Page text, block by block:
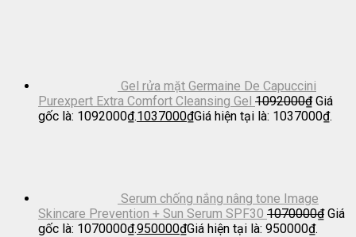
Gel rửa mặt Germaine De Capuccini
Purexpert Extra Comfort Cleansing Gel 1092000₫ Giá
gốc là: 1092000₫.1037000₫Giá hiện tại là: 1037000₫.
Serum chống nắng nâng tone Image
Skincare Prevention + Sun Serum SPF30 1070000₫ Giá
gốc là: 1070000₫.950000₫Giá hiện tại là: 950000₫.